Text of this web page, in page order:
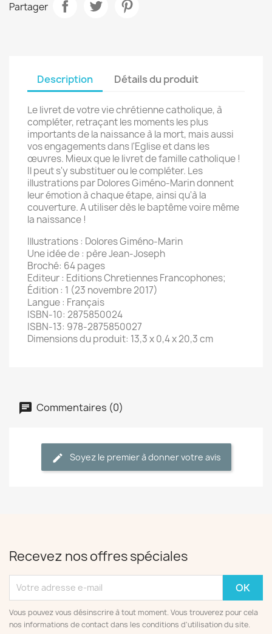
Partager
Description Détails du produit
Le livret de votre vie chrétienne catholique, à
compléter, retraçant les moments les plus
importants de la naissance à la mort, mais aussi
vos engagements dans l'Eglise et dans les
œuvres. Mieux que le livret de famille catholique !
Il peut s'y substituer ou le compléter. Les
illustrations par Dolores Giméno-Marin donnent
leur émotion à chaque étape, ainsi qu'à la
couverture. A utiliser dès le baptême voire même
la naissance !
Illustrations : Dolores Giméno-Marin
Une idée de : père Jean-Joseph
Broché: 64 pages
Editeur : Editions Chretiennes Francophones;
Édition : 1 (23 novembre 2017)
Langue : Français
ISBN-10: 2875850024
ISBN-13: 978-2875850027
Dimensions du produit: 13,3 x 0,4 x 20,3 cm
Commentaires (0)
Soyez le premier à donner votre avis
Recevez nos offres spéciales
Vous pouvez vous désinscrire à tout moment. Vous trouverez pour cela
nos informations de contact dans les conditions d'utilisation du site.